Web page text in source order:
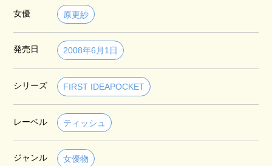
女優 原更紗
発売日 2008年6月1日
シリーズ FIRST IDEAPOCKET
レーベル ティッシュ
ジャンル 女優物